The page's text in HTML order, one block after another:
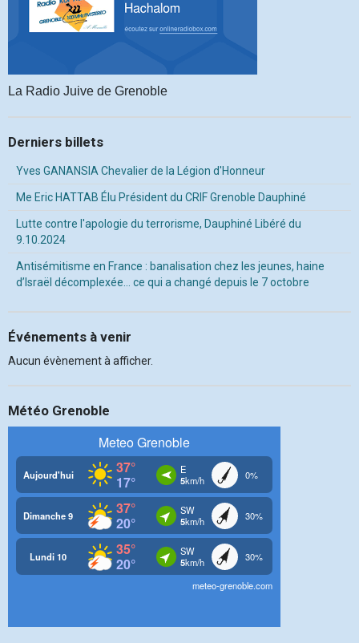
La Radio Juive de Grenoble
Derniers billets
Yves GANANSIA Chevalier de la Légion d'Honneur
Me Eric HATTAB Élu Président du CRIF Grenoble Dauphiné
Lutte contre l'apologie du terrorisme, Dauphiné Libéré du
9.10.2024
Antisémitisme en France : banalisation chez les jeunes, haine
d’Israël décomplexée… ce qui a changé depuis le 7 octobre
Événements à venir
Aucun évènement à afficher.
Météo Grenoble